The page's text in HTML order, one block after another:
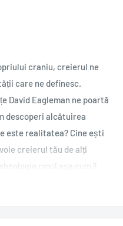
craniu, creierul ne
care ne definesc.
David Eagleman ne poartă
descoperi alcătuirea
este realitatea? Cine ești
creierul tău de alți
omul așa cum îl